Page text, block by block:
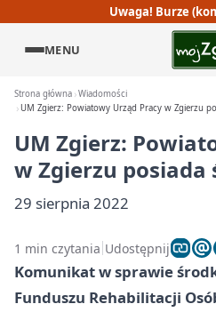
Uwaga! Burze
MENU
Strona główna Wiadomości
UM Zgierz: Powiatowy Urząd Pracy w Zgierzu
UM Zgierz:
w Zgierzu posiada
29 sierpnia 2022
1 min czytania Udostępnij
Komunikat w sprawie
Funduszu Rehabilitacji